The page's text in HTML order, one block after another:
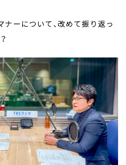
ナーについて、改めて振り返っ